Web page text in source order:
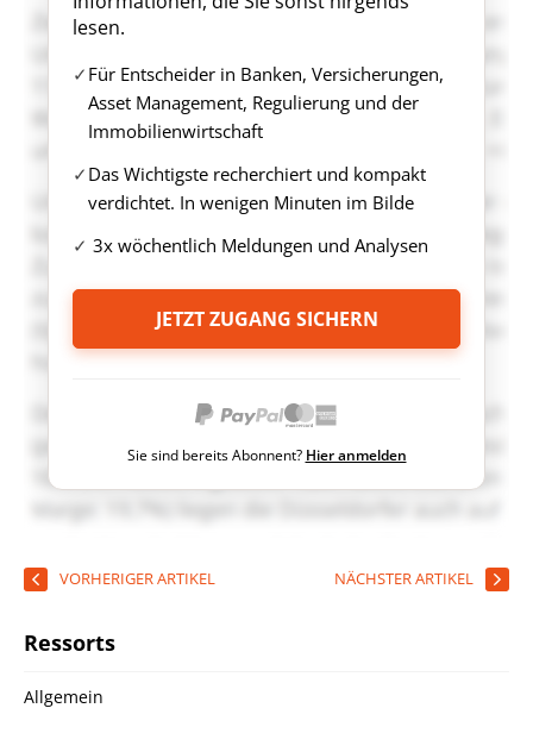
lesen.
Für Entscheider in Banken, Versicherungen,
Asset Management, Regulierung und der
Immobilienwirtschaft
Das Wichtigste recherchiert und kompakt
verdichtet. In wenigen Minuten im Bilde
3x wöchentlich Meldungen und Analysen
JETZT ZUGANG SICHERN
Sie sind bereits Abonnent? Hier anmelden
VORHERIGER ARTIKEL NÄCHSTER ARTIKEL
Ressorts
Allgemein